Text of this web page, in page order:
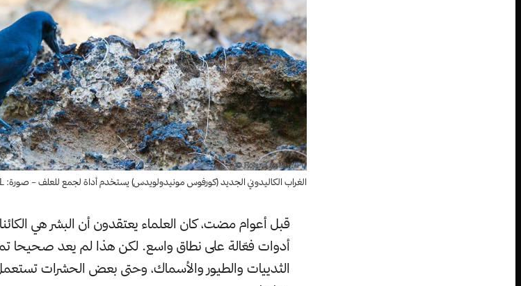
الغراب الكاليدوني الجديد (كورفوس مونيدولويدس) يستخدم أداة لجمع للعلف – صورة: Roland Seitre/NPL
قبل أعوام مضت، كان العلماء يعتقدون أن البشر هي
أدوات فعّالة على نطاق واسع. لكن هذا لم يعد صحيحا
الثدييات والطيور والأسماك، وحتى بعض الحشرات